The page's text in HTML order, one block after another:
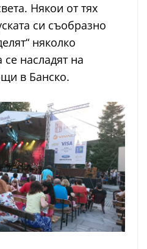
Някои от тях
си съобразно
няколко
насладят на
в Банско.